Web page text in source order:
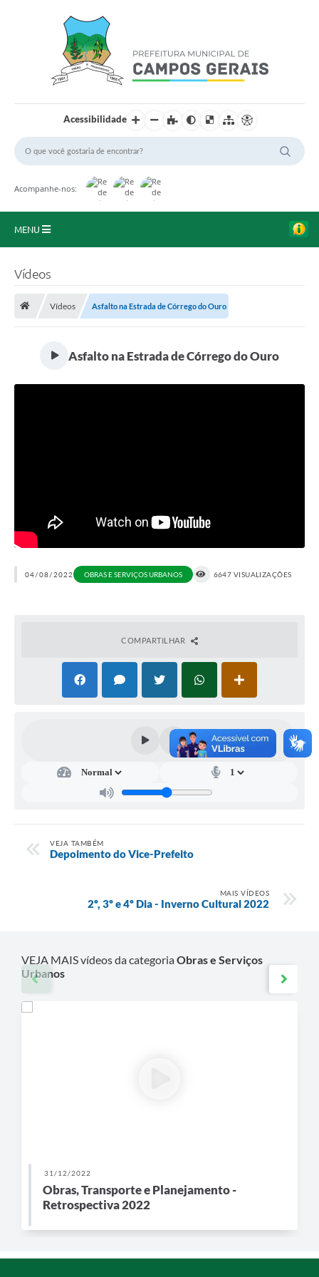
Acessibilidade
Acompanhe-nos:
MENU
Vídeos
Vídeos Asfalto na Estrada de Córrego do Ouro
Asfalto na Estrada de Córrego do Ouro
04/08/2022 OBRAS E SERVIÇOS URBANOS 6647 VISUALIZAÇÕES
COMPARTILHAR
VEJA TAMBÉM
Depoimento do Vice-Prefeito
MAIS VÍDEOS
2º, 3º e 4º Dia - Inverno Cultural 2022
VEJA MAIS vídeos da categoriaObras e Serviços
Urbanos
31/12/2022
Obras, Transporte e Planejamento -
Retrospectiva 2022